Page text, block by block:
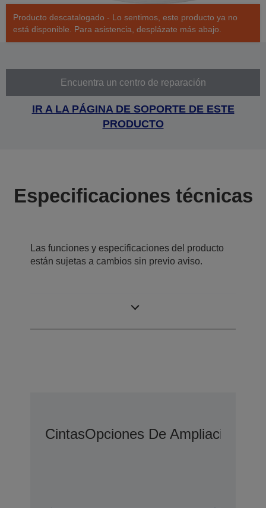
Producto descatalogado - Lo sentimos, este producto ya no
está disponible. Para asistencia, desplázate más abajo.
Encuentra un centro de reparación
IR A LA PÁGINA DE SOPORTE DE ESTE
PRODUCTO
Especificaciones técnicas
Las funciones y especificaciones del producto
están sujetas a cambios sin previo aviso.
Qué hay en la caja
CintasOpciones De Ampliación